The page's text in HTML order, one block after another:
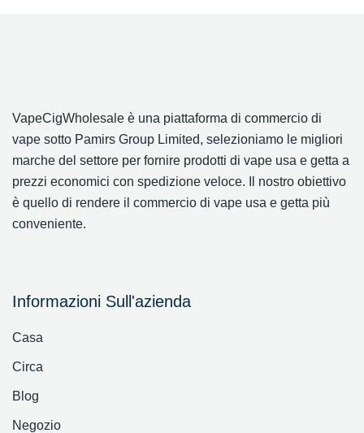
VapeCigWholesale è una piattaforma di commercio di
vape sotto Pamirs Group Limited, selezioniamo le migliori
marche del settore per fornire prodotti di vape usa e getta a
prezzi economici con spedizione veloce. Il nostro obiettivo
è quello di rendere il commercio di vape usa e getta più
conveniente.
Informazioni Sull'azienda
Casa
Circa
Blog
Negozio